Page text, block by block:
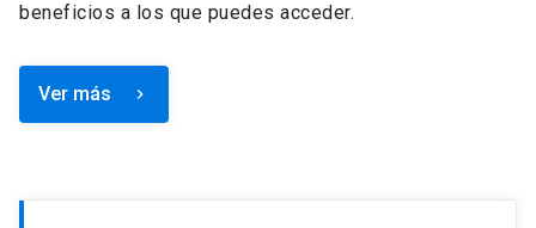
beneficios a los que puedes acceder.
Ver más keyboard_arrow_right